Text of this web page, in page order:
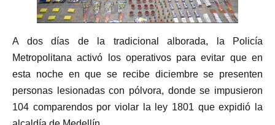
A dos días de la tradicional alborada, la Policía
Metropolitana activó los operativos para evitar que en
esta noche en que se recibe diciembre se presenten
personas lesionadas con pólvora, donde se impusieron
104 comparendos por violar la ley 1801 que expidió la